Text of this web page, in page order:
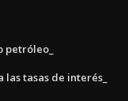
tasas de interés_